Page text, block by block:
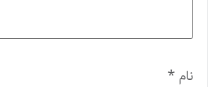
نام *